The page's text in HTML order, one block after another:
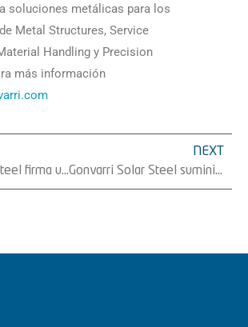
soluciones metálicas para los
Metal Structures, Service
Handling y Precision
más información
Gonvarri Solar Steel firma un nuevo suministro de 11 MW de trackers con Grenergy en Colombia
NEXT
Gonvarri Solar Steel suministra 28 MW de trackers a Erco Energy en Colombia